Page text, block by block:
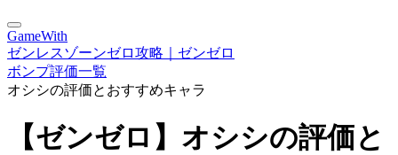
GameWith
ゼンレスゾーンゼロ攻略｜ゼンゼロ
ボンプ評価一覧
オシシの評価とおすすめキャラ
【ゼンゼロ】オシシの評価と